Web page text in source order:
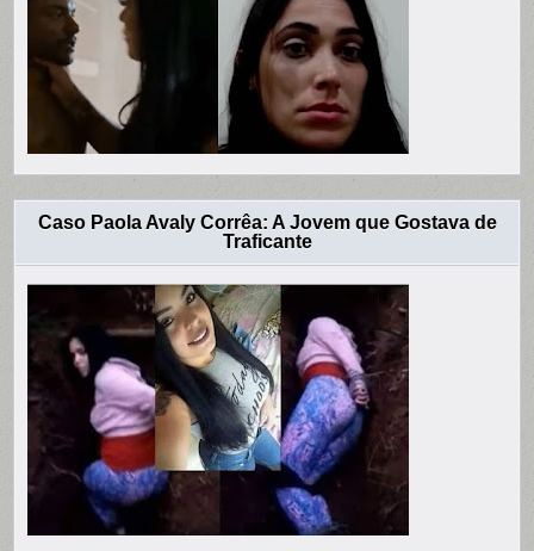
Caso Paola Avaly Corrêa: A Jovem que Gostava de
Traficante